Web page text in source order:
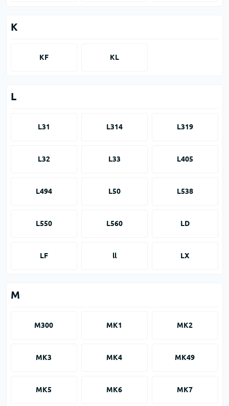
K
KF KL
L
L31 L314 L319
L32 L33 L405
L494 L50 L538
L550 L560 LD
LF ll LX
M
M300 MK1 MK2
MK3 MK4 MK49
MK5 MK6 MK7